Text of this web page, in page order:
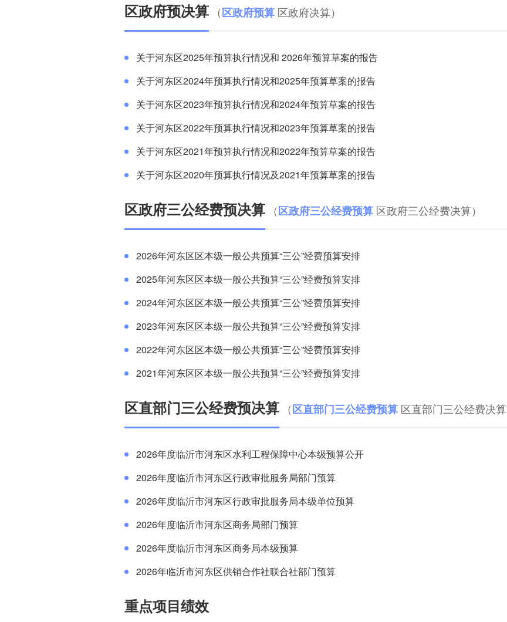
区政府预决算 （区政府预算 区政府决算）
关于河东区2025年预算执行情况和 2026年预算草案的报告
关于河东区2024年预算执行情况和2025年预算草案的报告
关于河东区2023年预算执行情况和2024年预算草案的报告
关于河东区2022年预算执行情况和2023年预算草案的报告
关于河东区2021年预算执行情况和2022年预算草案的报告
关于河东区2020年预算执行情况及2021年预算草案的报告
区政府三公经费预决算 （区政府三公经费预算 区政府三公经费决算）
2026年河东区区本级一般公共预算“三公”经费预算安排
2025年河东区区本级一般公共预算“三公”经费预算安排
2024年河东区区本级一般公共预算“三公”经费预算安排
2023年河东区区本级一般公共预算“三公”经费预算安排
2022年河东区区本级一般公共预算“三公”经费预算安排
2021年河东区区本级一般公共预算“三公”经费预算安排
区直部门三公经费预决算 （区直部门三公经费预算 区直部门三公经费决算
2026年度临沂市河东区水利工程保障中心本级预算公开
2026年度临沂市河东区行政审批服务局部门预算
2026年度临沂市河东区行政审批服务局本级单位预算
2026年度临沂市河东区商务局部门预算
2026年度临沂市河东区商务局本级预算
2026年临沂市河东区供销合作社联合社部门预算
重点项目绩效